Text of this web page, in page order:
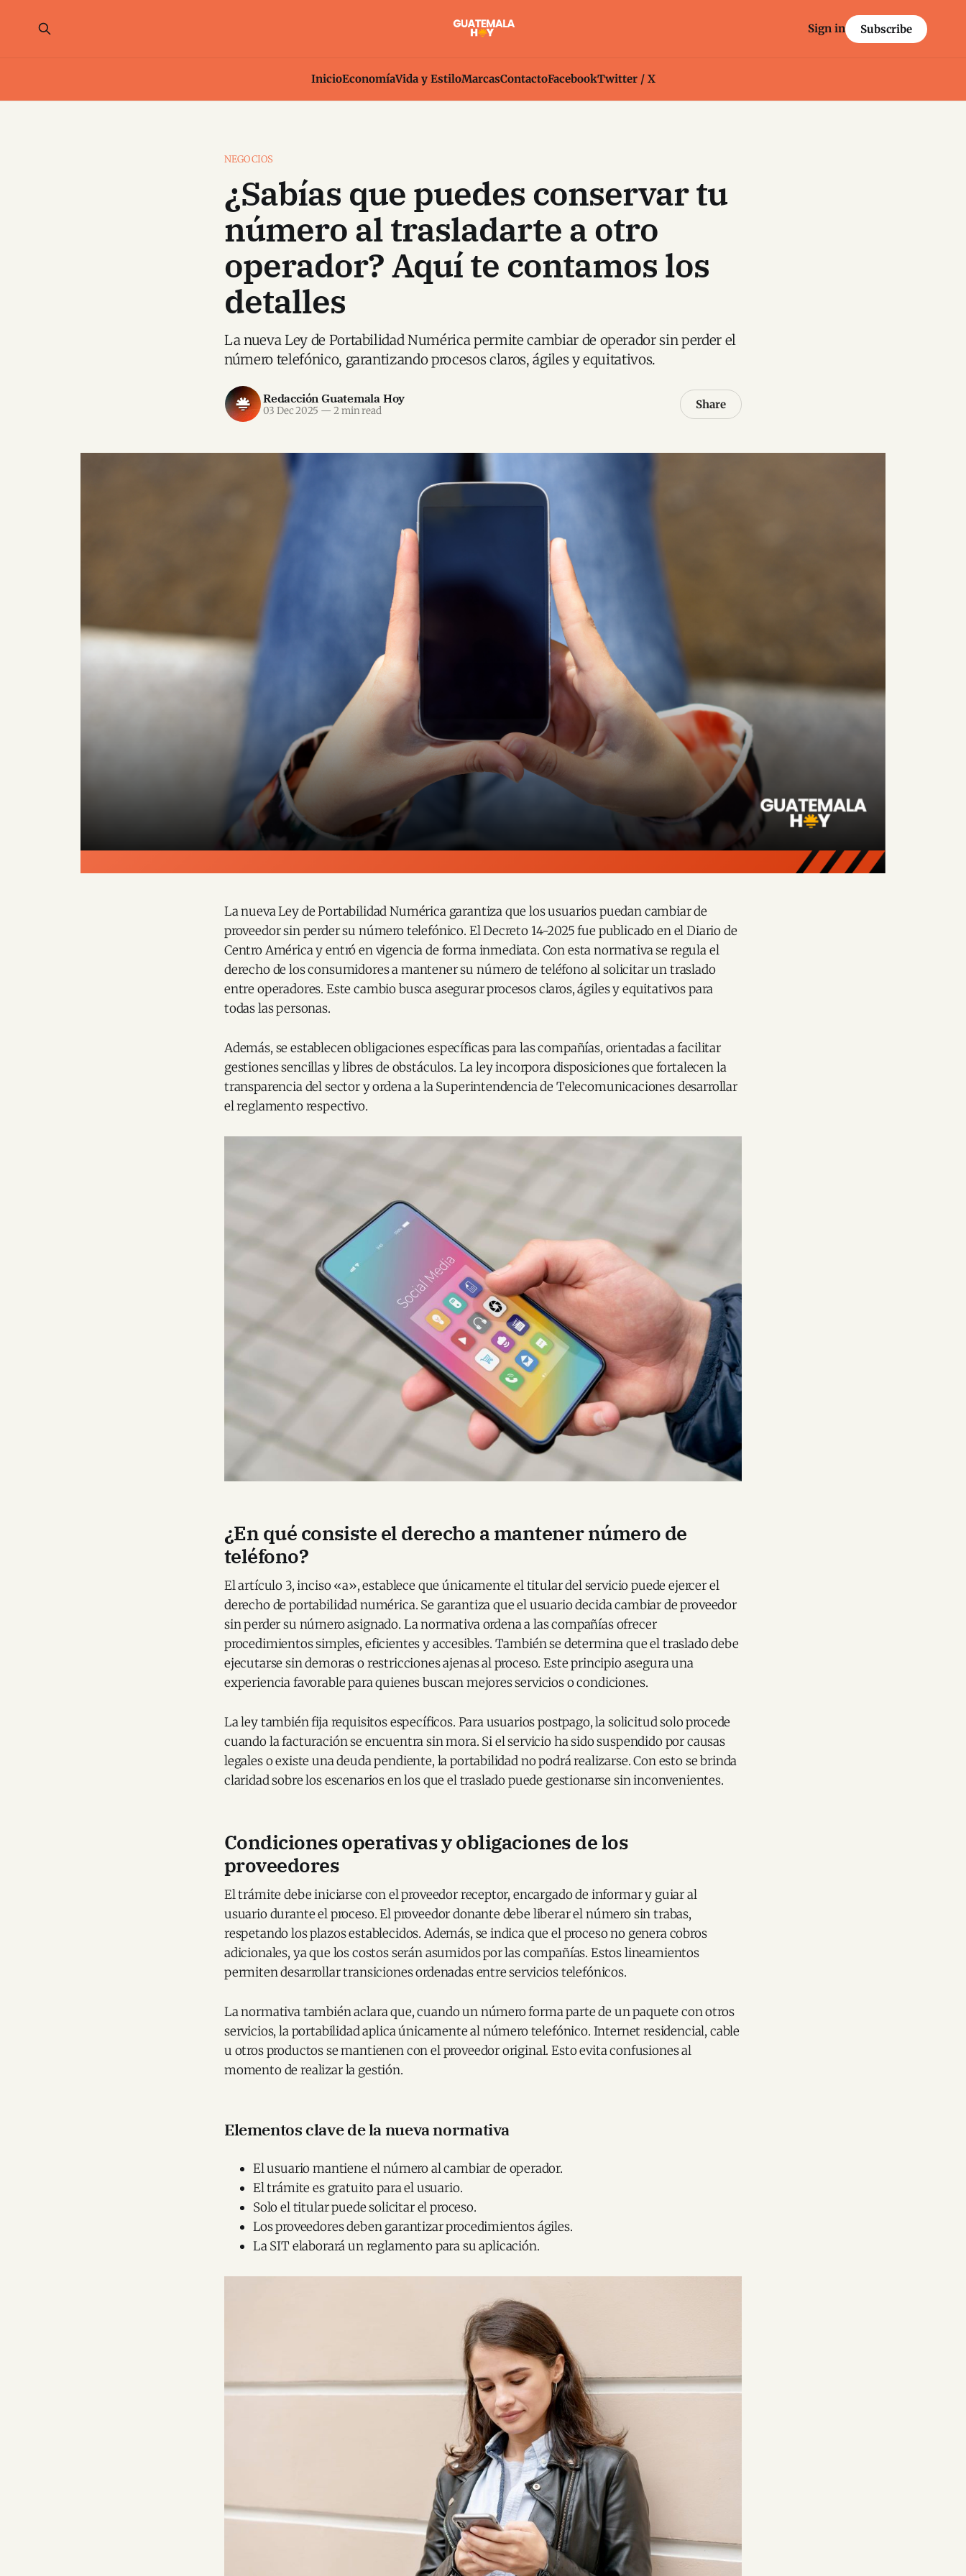
InicioEconomíaVida y EstiloMarcasContactoFacebookTwitter / X
Sign in Subscribe
NEGOCIOS
¿Sabías que puedes conservar tu
número al trasladarte a otro
operador? Aquí te contamos los
detalles
La nueva Ley de Portabilidad Numérica permite cambiar de operador sin perder el
número telefónico, garantizando procesos claros, ágiles y equitativos.
Redacción Guatemala Hoy
03 Dec 2025 — 2 min read Share
La nueva Ley de Portabilidad Numérica garantiza que los usuarios puedan cambiar de
proveedor sin perder su número telefónico. El Decreto 14-2025 fue publicado en el Diario de
Centro América y entró en vigencia de forma inmediata. Con esta normativa se regula el
derecho de los consumidores a mantener su número de teléfono al solicitar un traslado
entre operadores. Este cambio busca asegurar procesos claros, ágiles y equitativos para
todas las personas.
Además, se establecen obligaciones específicas para las compañías, orientadas a facilitar
gestiones sencillas y libres de obstáculos. La ley incorpora disposiciones que fortalecen la
transparencia del sector y ordena a la Superintendencia de Telecomunicaciones desarrollar
el reglamento respectivo.
¿En qué consiste el derecho a mantener número de
teléfono?
El artículo 3, inciso «a», establece que únicamente el titular del servicio puede ejercer el
derecho de portabilidad numérica. Se garantiza que el usuario decida cambiar de proveedor
sin perder su número asignado. La normativa ordena a las compañías ofrecer
procedimientos simples, eficientes y accesibles. También se determina que el traslado debe
ejecutarse sin demoras o restricciones ajenas al proceso. Este principio asegura una
experiencia favorable para quienes buscan mejores servicios o condiciones.
La ley también fija requisitos específicos. Para usuarios postpago, la solicitud solo procede
cuando la facturación se encuentra sin mora. Si el servicio ha sido suspendido por causas
legales o existe una deuda pendiente, la portabilidad no podrá realizarse. Con esto se brinda
claridad sobre los escenarios en los que el traslado puede gestionarse sin inconvenientes.
Condiciones operativas y obligaciones de los
proveedores
El trámite debe iniciarse con el proveedor receptor, encargado de informar y guiar al
usuario durante el proceso. El proveedor donante debe liberar el número sin trabas,
respetando los plazos establecidos. Además, se indica que el proceso no genera cobros
adicionales, ya que los costos serán asumidos por las compañías. Estos lineamientos
permiten desarrollar transiciones ordenadas entre servicios telefónicos.
La normativa también aclara que, cuando un número forma parte de un paquete con otros
servicios, la portabilidad aplica únicamente al número telefónico. Internet residencial, cable
u otros productos se mantienen con el proveedor original. Esto evita confusiones al
momento de realizar la gestión.
Elementos clave de la nueva normativa
El usuario mantiene el número al cambiar de operador.
El trámite es gratuito para el usuario.
Solo el titular puede solicitar el proceso.
Los proveedores deben garantizar procedimientos ágiles.
La SIT elaborará un reglamento para su aplicación.